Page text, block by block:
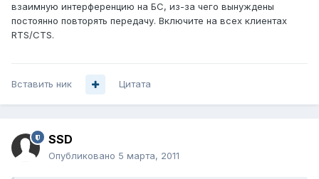
взаимную интерференцию на БС, из-за чего вынуждены
постоянно повторять передачу. Включите на всех клиентах
RTS/CTS.
Вставить ник Цитата
SSD
Опубликовано 5 марта, 2011